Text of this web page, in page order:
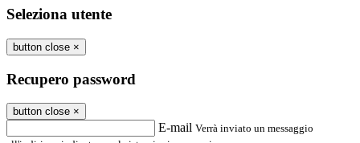
Seleziona utente
button close ×
Recupero password
button close ×
E-mail Verrà inviato un messaggio